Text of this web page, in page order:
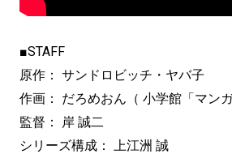
■STAFF
原作： サンドロビッチ・ヤバ子
作画： だろめおん（ 小学館「マン
監督： 岸 誠二
シリーズ構成： 上江洲 誠